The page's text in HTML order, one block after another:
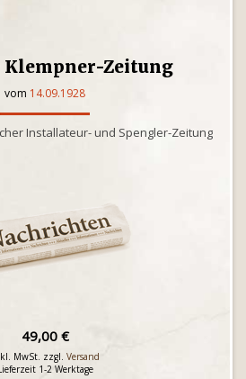
Klempner-Zeitung
vom 14.09.1928
Installateur- und Spengler-Zeitung
49,00 €
MwSt. zzgl. Versand
1-2 Werktage